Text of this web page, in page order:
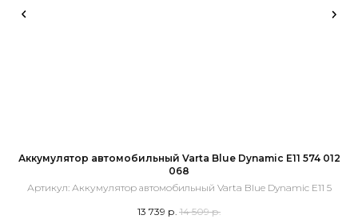
Аккумулятор автомобильный Varta Blue Dynamic E11 574 012
068
Артикул: Аккумулятор автомобильный Varta Blue Dynamic E11 5
13 739 р. 14 509 р.